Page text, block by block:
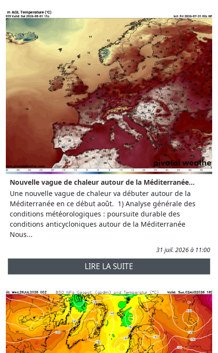
Nouvelle vague de chaleur autour de la Méditerranée...
Une nouvelle vague de chaleur va débuter autour de la
Méditerranée en ce début août. 1) Analyse générale des
conditions météorologiques : poursuite durable des
conditions anticycloniques autour de la Méditerranée
Nous...
31 juil. 2026 à 11:00
LIRE LA SUITE